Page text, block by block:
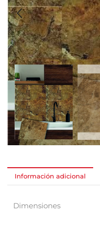
Información adicional
Dimensiones